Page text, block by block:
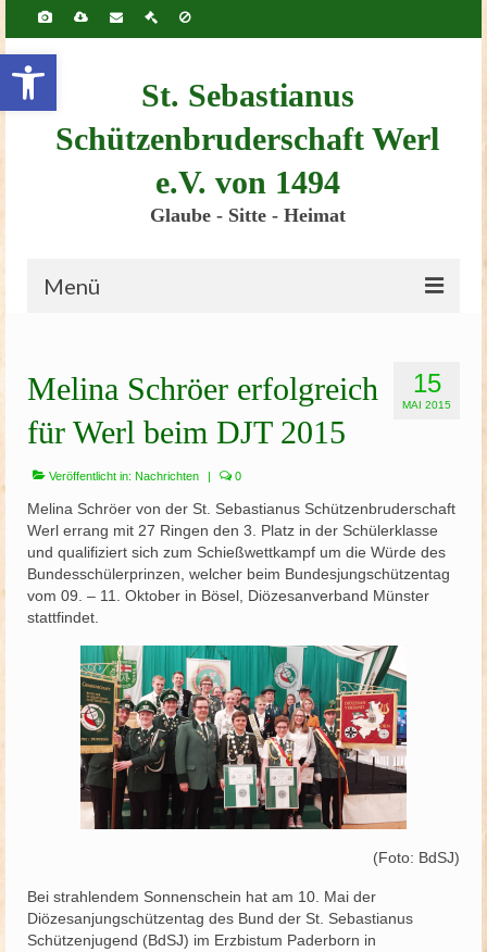
Werkzeugleiste öffnen
springen
St. Sebastianus
Schützenbruderschaft Werl
e.V. von 1494
Glaube - Sitte - Heimat
Menü
Bruderschaft
Schützenscheune
Kinderschützenfest
Schützenfest
Schießgruppe
News
15
MAI 2015
Melina Schröer erfolgreich
für Werl beim DJT 2015
Veröffentlicht in: Nachrichten | 0
Melina Schröer von der St. Sebastianus Schützenbruderschaft
Werl errang mit 27 Ringen den 3. Platz in der Schülerklasse
und qualifiziert sich zum Schießwettkampf um die Würde des
Bundesschülerprinzen, welcher beim Bundesjungschützentag
vom 09. – 11. Oktober in Bösel, Diözesanverband Münster
stattfindet.
(Foto: BdSJ)
Bei strahlendem Sonnenschein hat am 10. Mai der
Diözesanjungschützentag des Bund der St. Sebastianus
Schützenjugend (BdSJ) im Erzbistum Paderborn in